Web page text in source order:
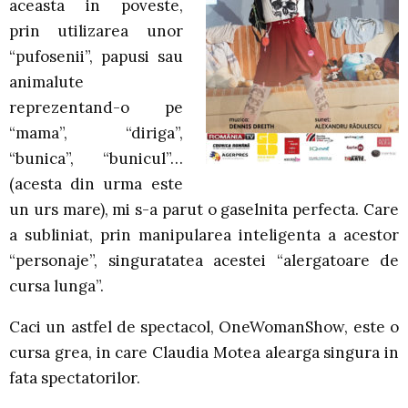
aceasta in poveste,
prin utilizarea unor
“pufosenii”, papusi sau
animalute
reprezentand-o pe
“mama”, “diriga”,
“bunica”, “bunicul”…
(acesta din urma este
un urs mare), mi s-a parut o gaselnita perfecta. Care
a subliniat, prin manipularea inteligenta a acestor
“personaje”, singuratatea acestei “alergatoare de
cursa lunga”.
Caci un astfel de spectacol, OneWomanShow, este o
cursa grea, in care Claudia Motea alearga singura in
fata spectatorilor.